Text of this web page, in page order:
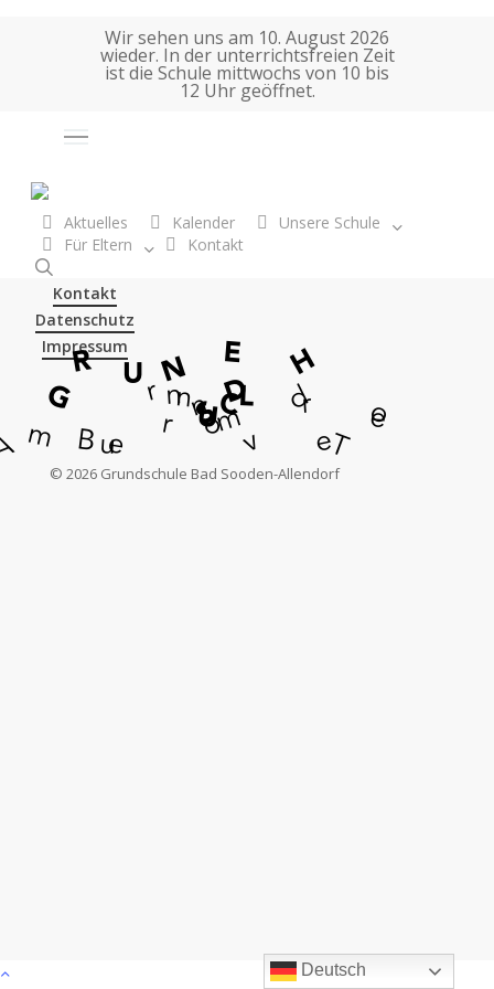
Wir sehen uns am 10. August 2026
wieder. In der unterrichtsfreien Zeit
ist die Schule mittwochs von 10 bis
12 Uhr geöffnet.
Auswahl
Aktuelles Kalender
Unsere Schule
Für Eltern
Kontakt
Huhngraben 1 • 37242 Bad Sooden-Allendorf
Sekretariat 0 56 52 / 2015 (Mo-Fr, 8 bis 13 Uhr)
Schreiben Sie unseine E-Mail
Kontakt
Datenschutz
Impressum
G
R U N D
SC
H
U L
E
m B
r
u
n
n
e
n
v
o
r
d
e
m
T
o
r e
© 2026 Grundschule Bad Sooden-Allendorf
Deutsch